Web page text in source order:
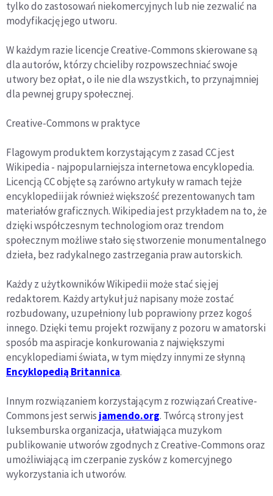
tylko do zastosowań niekomercyjnych lub nie zezwalić na
modyfikację jego utworu.
W każdym razie licencje Creative-Commons skierowane są
dla autorów, którzy chcieliby rozpowszechniać swoje
utwory bez opłat, o ile nie dla wszystkich, to przynajmniej
dla pewnej grupy społecznej.
Creative-Commons w praktyce
Flagowym produktem korzystającym z zasad CC jest
Wikipedia - najpopularniejsza internetowa encyklopedia.
Licencją CC objęte są zarówno artykuły w ramach tejże
encyklopedii jak również większość prezentowanych tam
materiałów graficznych. Wikipedia jest przykładem na to, że
dzięki współczesnym technologiom oraz trendom
społecznym możliwe stało się stworzenie monumentalnego
dzieła, bez radykalnego zastrzegania praw autorskich.
Każdy z użytkowników Wikipedii może stać się jej
redaktorem. Każdy artykuł już napisany może zostać
rozbudowany, uzupełniony lub poprawiony przez kogoś
innego. Dzięki temu projekt rozwijany z pozoru w amatorski
sposób ma aspiracje konkurowania z największymi
encyklopediami świata, w tym między innymi ze słynną
Encyklopedią Britannica.
Innym rozwiązaniem korzystającym z rozwiązań Creative-
Commons jest serwis jamendo.org. Twórcą strony jest
luksemburska organizacja, ułatwiająca muzykom
publikowanie utworów zgodnych z Creative-Commons oraz
umożliwiającą im czerpanie zysków z komercyjnego
wykorzystania ich utworów.